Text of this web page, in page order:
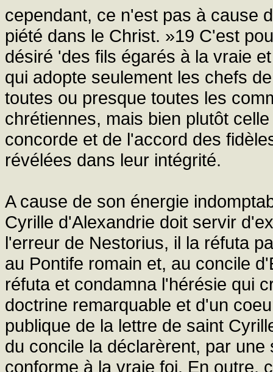
cependant, ce n'est pas à cause
piété dans le Christ. »19 C'est
désiré 'des fils égarés à la vraie
qui adopte seulement les chefs
toutes ou presque toutes les
chrétiennes, mais bien plutôt
concorde et de l'accord des
révélées dans leur intégrité.
A cause de son énergie
Cyrille d'Alexandrie doit servir
l'erreur de Nestorius, il la réfuta
au Pontife romain et, au concile
réfuta et condamna l'hérésie qui
doctrine remarquable et d'un
publique de la lettre de saint
du concile la déclarèrent, par
conforme à la vraie foi. En outre,